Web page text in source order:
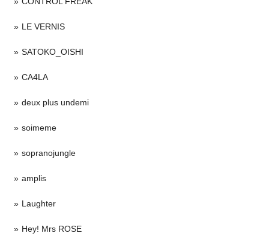
LE VERNIS
SATOKO_OISHI
CA4LA
deux plus undemi
soimeme
sopranojungle
amplis
Laughter
Hey! Mrs ROSE